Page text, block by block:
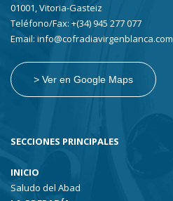
01001, Vitoria-Gasteiz
Teléfono/Fax: +(34) 945 277 077
Email: info@cofradiavirgenblanca.com
> Ver en Google Maps
SECCIONES PRINCIPALES
INICIO
Saludo del Abad